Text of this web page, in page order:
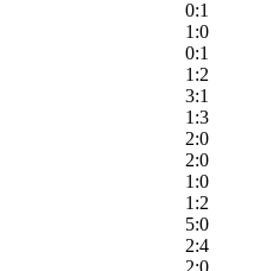
0:1
1:0
0:1
1:2
3:1
1:3
2:0
2:0
1:0
1:2
5:0
2:4